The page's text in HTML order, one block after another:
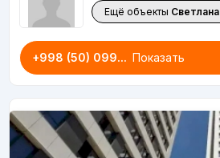
Ещё объекты Светлана
+998 (50) 099... Показать